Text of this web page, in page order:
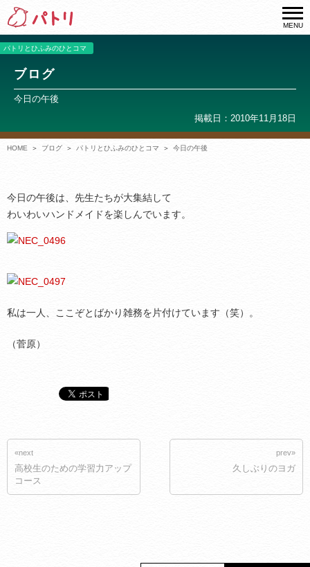
MENU
パトリとひふみのひとコマ
ブログ
今日の午後
掲載日：2010年11月18日
HOME ブログ パトリとひふみのひとコマ 今日の午後
今日の午後は、先生たちが大集結して
わいわいハンドメイドを楽しんでいます。
私は一人、ここぞとばかり雑務を片付けています（笑）。
（菅原）
«next
高校生のための学習力アップ
コース
prev»
久しぶりのヨガ